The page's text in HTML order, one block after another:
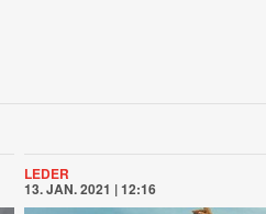
LEDER
13. JAN. 2021 | 12:16